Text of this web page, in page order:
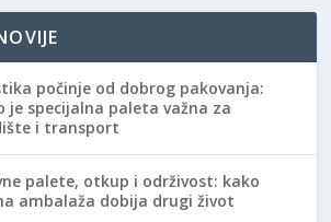
počinje od dobrog pakovanja:
je specijalna paleta važna za
i transport
palete, otkup i održivost: kako
ambalaža dobija drugi život